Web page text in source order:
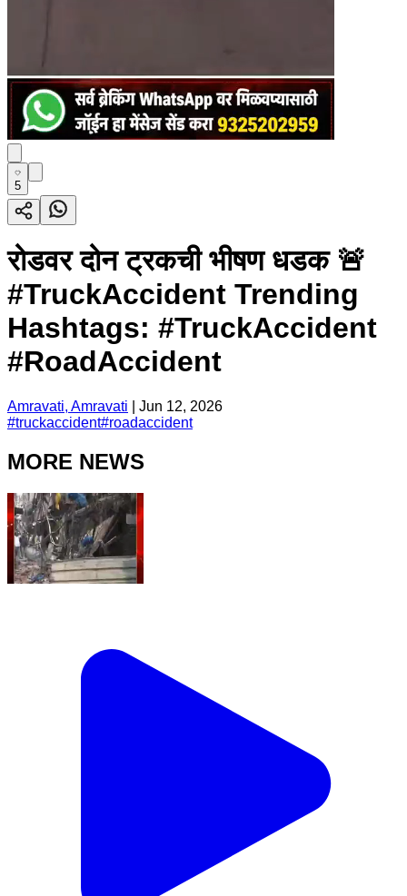
5
रोडवर दोन ट्रकची भीषण धडक 🚨
#TruckAccident Trending
Hashtags: #TruckAccident
#RoadAccident
Amravati, Amravati
Jun 12, 2026
#truckaccident#roadaccident
MORE NEWS